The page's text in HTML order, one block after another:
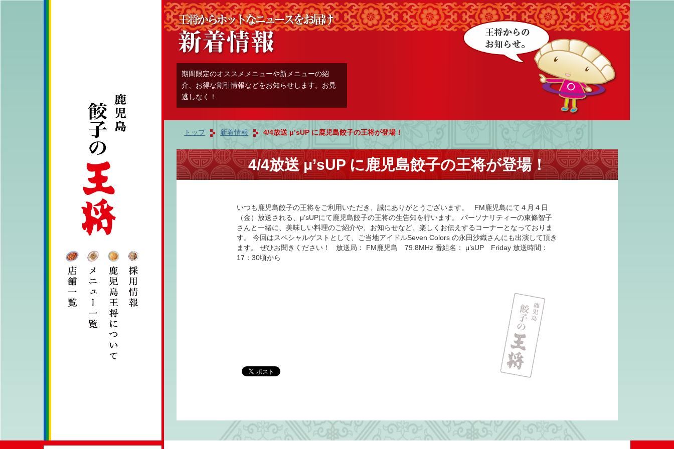
期間限定のオススメメニューや新メニューの紹
介、お得な割引情報などをお知らせします。お見
逃しなく！
トップ 新着情報 4/4放送 μ’sUP に鹿児島餃子の王将が登場！
4/4放送 μ’sUP に鹿児島餃子の王将が登場！
いつも鹿児島餃子の王将をご利用いただき、誠にありがとうございます。 FM鹿児島にて４月４日
（金）放送される、μ’sUPにて鹿児島餃子の王将の生告知を行います。 パーソナリティーの東條智子
さんと一緒に、美味しい料理のご紹介や、お知らせなど、楽しくお伝えするコーナーとなっておりま
す。 今回はスペシャルゲストとして、ご当地アイドルSeven Colors の永田沙織さんにも出演して頂き
ます。 ぜひお聞きください！ 放送局： FM鹿児島 79.8MHz 番組名： μ’sUP Friday 放送時間：
17：30頃から